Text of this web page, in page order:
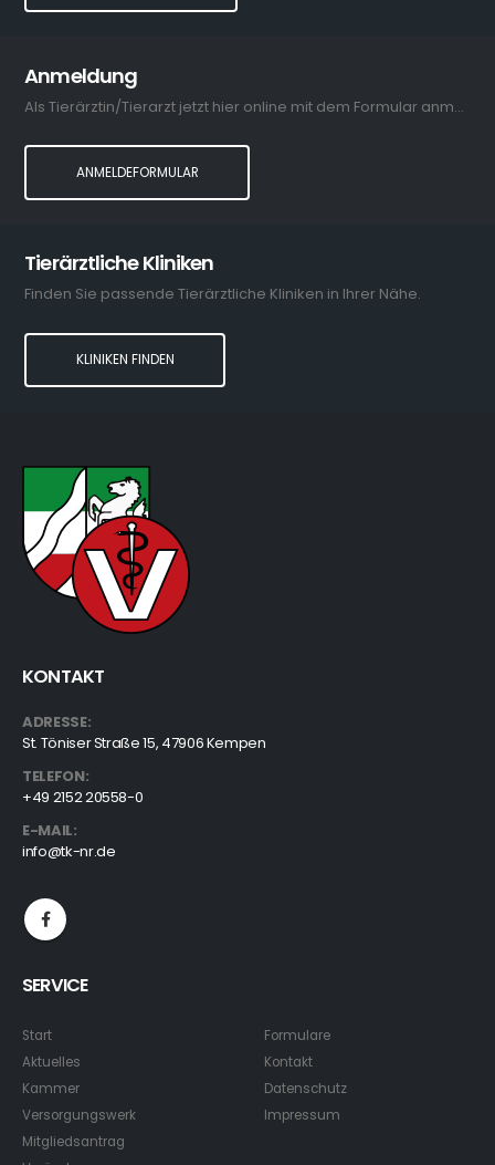
Anmeldung
Als Tierärztin/Tierarzt jetzt hier online mit dem Formular anmelden.
ANMELDEFORMULAR
Tierärztliche Kliniken
Finden Sie passende Tierärztliche Kliniken in Ihrer Nähe.
KLINIKEN FINDEN
KONTAKT
ADRESSE:
St. Töniser Straße 15, 47906 Kempen
TELEFON:
+49 2152 20558-0
E-MAIL:
info@tk-nr.de
SERVICE
Start
Aktuelles
Kammer
Versorgungswerk
Mitgliedsantrag
Formulare
Kontakt
Datenschutz
Impressum